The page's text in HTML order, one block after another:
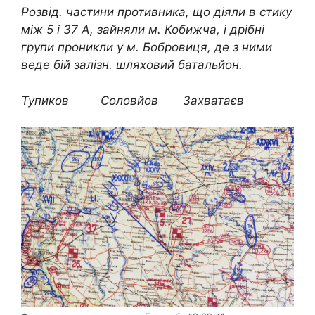
Розвід. частини противника, що діяли в стику
між 5 і 37 А, зайняли м. Кобижча, і дрібні
групи проникли у м. Бобровиця, де з ними
веде бій залізн. шляховий батальйон.
Тупиков Соловйов Захватаєв